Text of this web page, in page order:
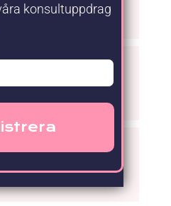
konsultuppdrag